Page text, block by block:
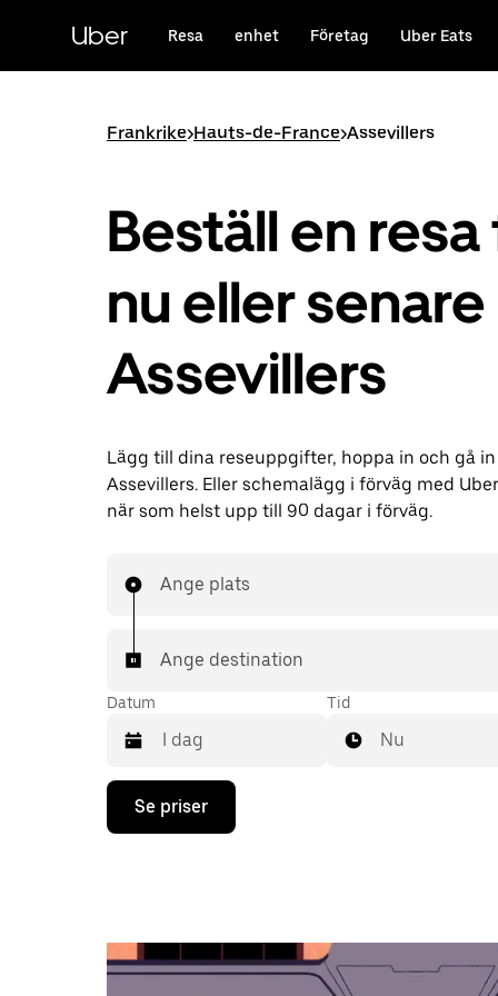
huvudinnehållet
Uber Resa enhet Företag Uber Eats
Frankrike>Hauts-de-France>Assevillers
Beställ en
nu eller senare
Assevillers
Lägg till dina reseuppgifter, hoppa in och gå
Assevillers. Eller schemalägg i förväg med
när som helst upp till 90 dagar i förväg.
Ange plats
Ange destination
Datum
Tryck
nedåtpilen
välja
ett
Tid
Nu
Se priser